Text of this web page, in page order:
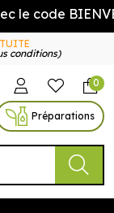
code
conditions)
de la Pharmacie
0
Préparations